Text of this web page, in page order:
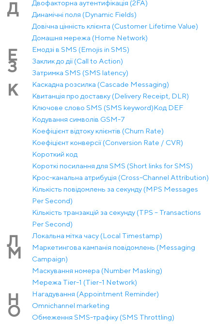
Д
Двофакторна аутентифікація (2FA)
Динамічні поля (Dynamic Fields)
Довічна цінність клієнта (Customer Lifetime Value)
Домашня мережа (Home Network)
Е Емодзі в SMS (Emojis in SMS)
З
Заклик до дії (Call to Action)
Затримка SMS (SMS latency)
К
Каскадна розсилка (Cascade Messaging)
Квитанція про доставку (Delivery Receipt, DLR)
Ключове слово SMS (SMS keyword)Код DEF
Кодування символів GSM-7
Коефіцієнт відтоку клієнтів (Churn Rate)
Коефіцієнт конверсії (Conversion Rate / CVR)
Короткий код
Короткі посилання для SMS (Short links for SMS)
Крос-канальна атрибуція (Cross-Channel Attribution)
Кількість повідомлень за секунду (MPS Messages
Per Second)
Кількість транзакцій за секунду (TPS – Transactions
Per Second)
Л Локальна мітка часу (Local Timestamp)
М
Маркетингова кампанія повідомлень (Messaging
Campaign)
Маскування номера (Number Masking)
Мережа Tier-1 (Tier-1 Network)
Н Нагадування (Appointment Reminder)
О
Оmnichannel marketing
Обмеження SMS-трафіку (SMS Throttling)